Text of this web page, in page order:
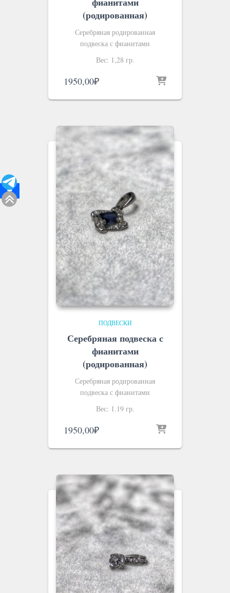
(родированная)
Серебряная родированная
подвеска с фианитами
Вес: 1,28 гр.
1950,00₽
ПОДВЕСКИ
Серебряная подвеска с
фианитами
(родированная)
Серебряная родированная
подвеска с фианитами
Вес: 1.19 гр.
1950,00₽